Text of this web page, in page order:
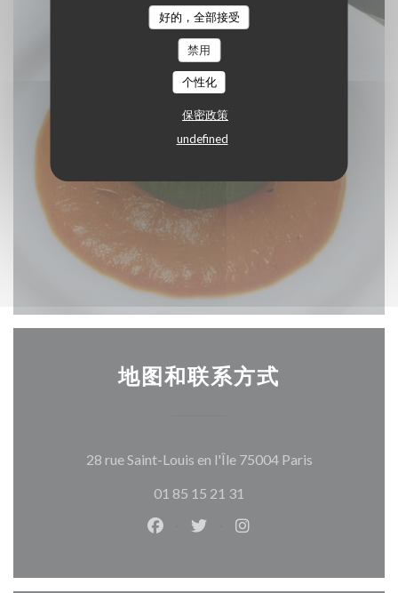
好的，全部接受
禁用
个性化
保密政策
undefined
地图和联系方式
28 rue Saint-Louis en l'Île 75004 Paris((在新窗口中
01 85 15 21 31
Facebook ((在新窗口中打开))